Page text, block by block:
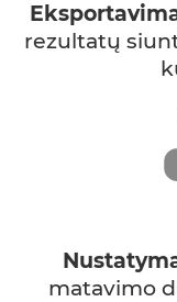
rezultatų
matavimo